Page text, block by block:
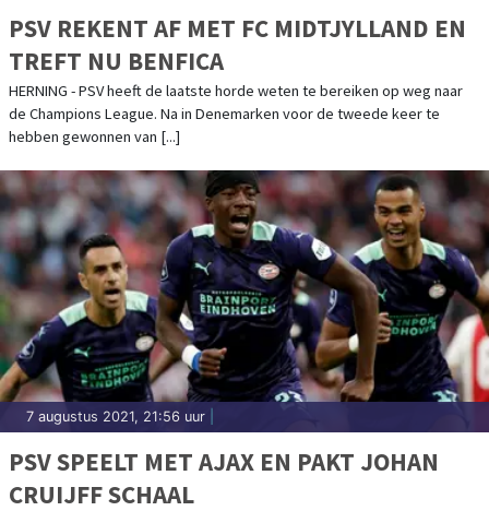
PSV REKENT AF MET FC MIDTJYLLAND EN
TREFT NU BENFICA
HERNING - PSV heeft de laatste horde weten te bereiken op weg naar
de Champions League. Na in Denemarken voor de tweede keer te
hebben gewonnen van [...]
7 augustus 2021, 21:56 uur
PSV SPEELT MET AJAX EN PAKT JOHAN
CRUIJFF SCHAAL